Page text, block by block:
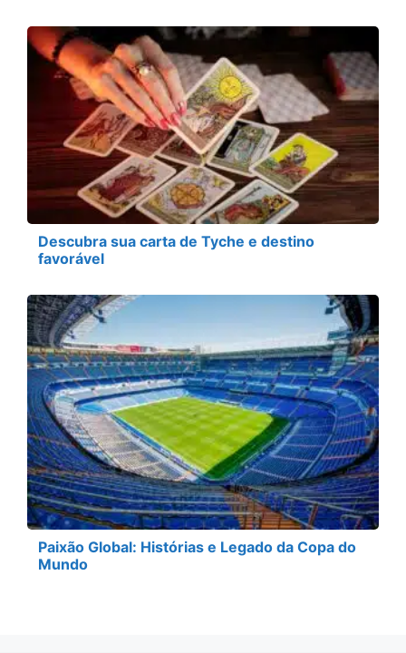
Descubra sua carta de Tyche e destino
favorável
Paixão Global: Histórias e Legado da Copa do
Mundo